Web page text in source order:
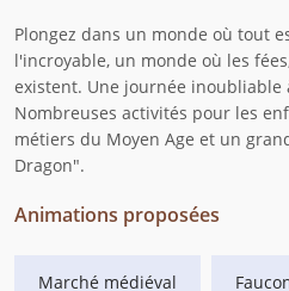
Plongez dans un monde où tout
l'incroyable, un monde où les
existent. Une journée inoubliable
Nombreuses activités pour les
métiers du Moyen Age et un
Dragon".
Animations proposées
Marché médiéval